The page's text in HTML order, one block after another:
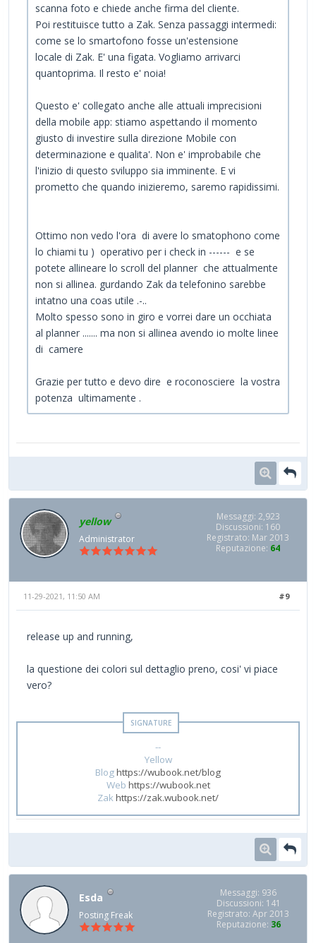
scanna foto e chiede anche firma del cliente.
Poi restituisce tutto a Zak. Senza passaggi intermedi:
come se lo smartofono fosse un'estensione
locale di Zak. E' una figata. Vogliamo arrivarci
quantoprima. Il resto e' noia!
Questo e' collegato anche alle attuali imprecisioni
della mobile app: stiamo aspettando il momento
giusto di investire sulla direzione Mobile con
determinazione e qualita'. Non e' improbabile che
l'inizio di questo sviluppo sia imminente. E vi
prometto che quando inizieremo, saremo rapidissimi.
Ottimo non vedo l'ora di avere lo smatophono come
lo chiami tu ) operativo per i check in ------ e se
potete allineare lo scroll del planner che attualmente
non si allinea. gurdando Zak da telefonino sarebbe
intatno una coas utile .-..
Molto spesso sono in giro e vorrei dare un occhiata
al planner ....... ma non si allinea avendo io molte linee
di camere
Grazie per tutto e devo dire e roconosciere la vostra
potenza ultimamente .
yellow
Administrator
Messaggi: 2,923
Discussioni: 160
Registrato: Mar 2013
Reputazione: 64
#9
11-29-2021, 11:50 AM
release up and running,
la questione dei colori sul dettaglio preno, cosi' vi piace
vero?
--
Yellow
Bloghttps://wubook.net/blog
Web https://wubook.net
Zakhttps://zak.wubook.net/
Esda
Posting Freak
Messaggi: 936
Discussioni: 141
Registrato: Apr 2013
Reputazione: 36